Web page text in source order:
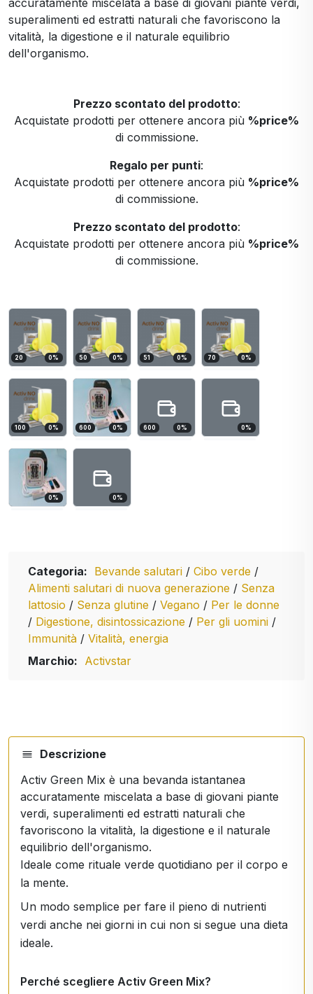
accuratamente miscelata a base di giovani piante verdi,
superalimenti ed estratti naturali che favoriscono la
vitalità, la digestione e il naturale equilibrio
dell'organismo.
Prezzo scontato del prodotto:
Acquistate prodotti per ottenere ancora più %price%
di commissione.
Regalo per punti:
Acquistate prodotti per ottenere ancora più %price%
di commissione.
Prezzo scontato del prodotto:
Acquistate prodotti per ottenere ancora più %price%
di commissione.
20 0% 50 0% 51 0% 70 0%
100 0% 600 0% 600 0% 0%
0% 0%
Categoria: Bevande salutari / Cibo verde /
Alimenti salutari di nuova generazione / Senza
lattosio / Senza glutine / Vegano / Per le donne
/ Digestione, disintossicazione / Per gli uomini /
Immunità / Vitalità, energia
Marchio: Activstar
Descrizione
Activ Green Mix è una bevanda istantanea
accuratamente miscelata a base di giovani piante
verdi, superalimenti ed estratti naturali che
favoriscono la vitalità, la digestione e il naturale
equilibrio dell'organismo.
Ideale come rituale verde quotidiano per il corpo e
la mente.
Un modo semplice per fare il pieno di nutrienti
verdi anche nei giorni in cui non si segue una dieta
ideale.
Perché scegliere Activ Green Mix?